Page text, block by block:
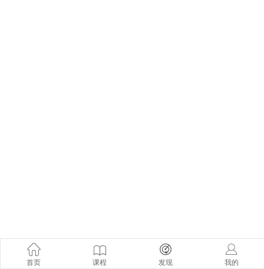
首页 课程 发现 我的